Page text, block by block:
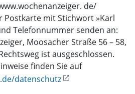
de/
Postkarte mit Stichwort »Karl
Telefonnummer senden an:
Moosacher Straße 56 – 58,
ist ausgeschlossen.
finden Sie auf
datenschutz